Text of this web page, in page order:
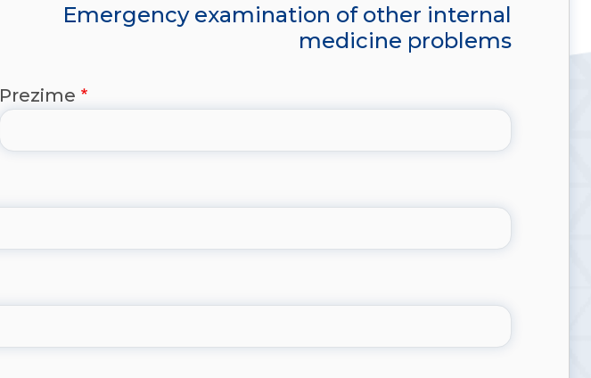
Emergency examination of other internal
medicine problems
Prezime